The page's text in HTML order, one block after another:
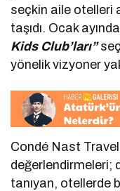
seçkin aile otelleri
taşıdı. Ocak
Kids Club’ları”
yönelik vizyoner
Condé Nast
değerlendirmeleri;
tanıyan, otellerde